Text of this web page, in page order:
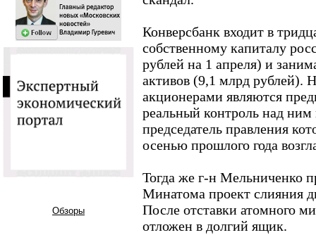
Обзоры
Конверсбанк входит в
собственному капиталу
рублей на 1 апреля) и
активов (9,1 млрд рублей).
акционерами являются
реальный контроль над
председатель правления
осенью прошлого года
Тогда же г-н Мельниченко
Минатома проект слияния
После отставки атомного
отложен в долгий ящик.